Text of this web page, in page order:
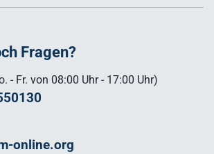
Fragen?
- Fr. von 08:00 Uhr - 17:00 Uhr)
online.org